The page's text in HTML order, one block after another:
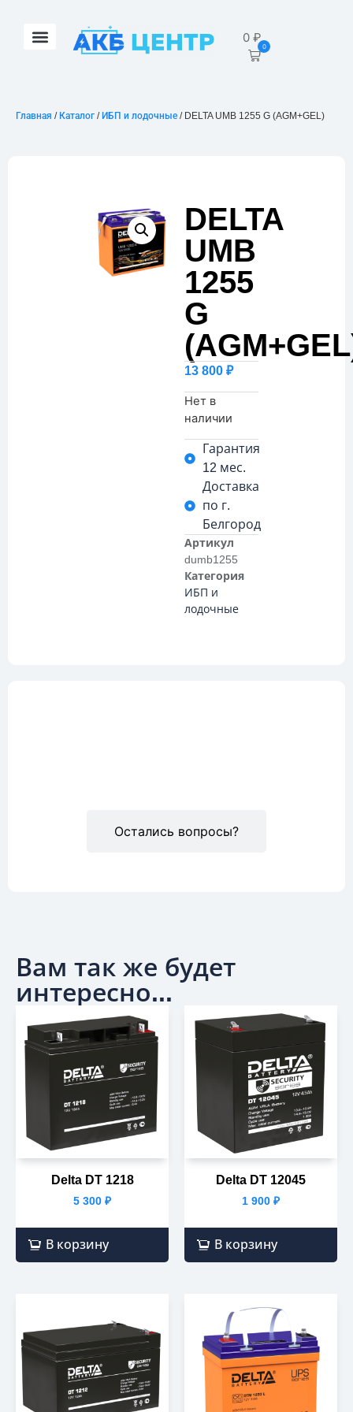
0₽
0
Главная / Каталог / ИБП и лодочные / DELTA UMB 1255 G (AGM+GEL)
DELTA
UMB
1255
G
13 800 ₽
Нет в
наличии
Гарантия
12 мес.
Доставка
по г.
Белгород
Артикул
dumb1255
Категория
ИБП и
лодочные
Остались вопросы?
Вам так же будет
интересно...
Delta DT 1218
5 300 ₽
В корзину
Delta DT 12045
1 900 ₽
В корзину